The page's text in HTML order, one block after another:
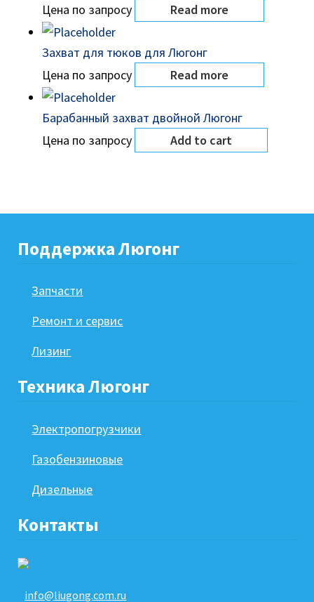
Цена по запросу
Read more
Захват для тюков для Люгонг
Цена по запросу
Read more
Барабанный захват двойной Люгонг
Цена по запросу
Add to cart
Поддержка Люгонг
Запчасти
Ремонт и сервис
Лизинг
Техника Люгонг
Электропогрузчики
Газобензиновые
Дизельные
Контакты
info@liugong.com.ru